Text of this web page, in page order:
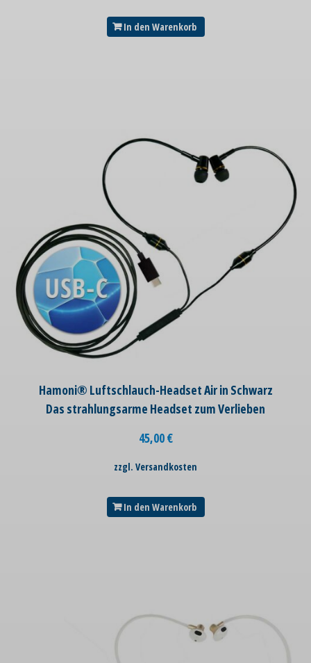
In den Warenkorb
Hamoni® Luftschlauch-Headset Air in Schwarz
Das strahlungsarme Headset zum Verlieben
45,00€
zzgl. Versandkosten
In den Warenkorb